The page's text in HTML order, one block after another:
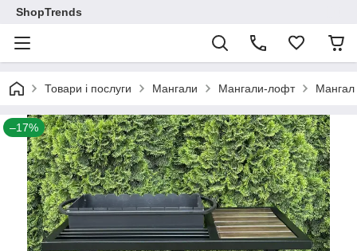
ShopTrends
Товари і послуги Мангали Мангали-лофт Мангал
–17%